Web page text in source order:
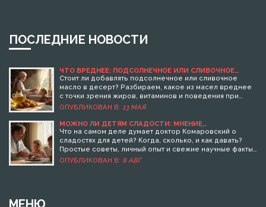
ПОСЛЕДНИЕ НОВОСТИ
ЧТО ВРЕДНЕЕ: ПОДСОЛНЕЧНОЕ ИЛИ СЛИВОЧНОЕ
МАСЛО ДЛЯ ДЕСЕРТОВ?
Стоит ли добавлять подсолнечное или сливочное
масло в десерт? Разбираем, какое из масел вреднее
с точки зрения жиров, витаминов и поведения при
нагревании. Дадим простые советы, как сократить
любимых сладостей. Рассмотрим неочевидные
нюансы, которые помогут выбирать масло для выпечки
дома без опасений.
ОПУБЛИКОВАН В: 13 МАЯ
МОЖНО ЛИ ДЕТЯМ СЛАДОСТИ: МНЕНИЕ
КОМАРОВСКОГО И СОВЕТЫ РОДИТЕЛЕЙ
Что на самом деле думает доктор Комаровский о
сладостях для детей? Когда, сколько, и как давать?
Простые советы, личный опыт и свежие научные факты
для заботливых родителей.
ОПУБЛИКОВАН В: 8 АВГ